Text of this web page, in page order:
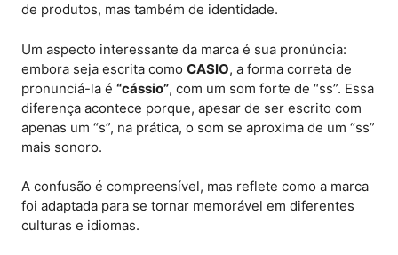
de produtos, mas também de identidade.
Um aspecto interessante da marca é sua pronúncia:
embora seja escrita como CASIO, a forma correta de
pronunciá-la é “cássio”, com um som forte de “ss”. Essa
diferença acontece porque, apesar de ser escrito com
apenas um “s”, na prática, o som se aproxima de um “ss”
mais sonoro.
A confusão é compreensível, mas reflete como a marca
foi adaptada para se tornar memorável em diferentes
culturas e idiomas.